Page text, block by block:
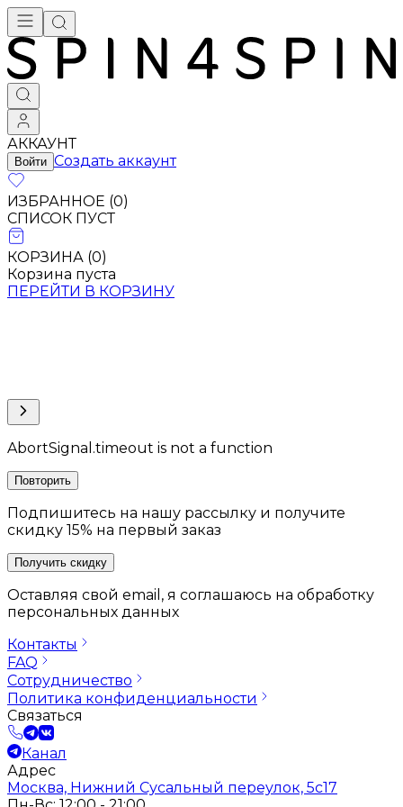
АККАУНТ
Войти Создать аккаунт
ИЗБРАННОЕ (0)
СПИСОК ПУСТ
КОРЗИНА (0)
Корзина пуста
ПЕРЕЙТИ В КОРЗИНУ
AbortSignal.timeout is not a function
Повторить
Подпишитесь на нашу рассылку и получите
скидку 15% на первый заказ
Получить скидку
Оставляя свой email, я соглашаюсь на обработку
персональных данных
Контакты
FAQ
Сотрудничество
Политика конфиденциальности
Связаться
Канал
Адрес
Москва, Нижний Сусальный переулок, 5с17